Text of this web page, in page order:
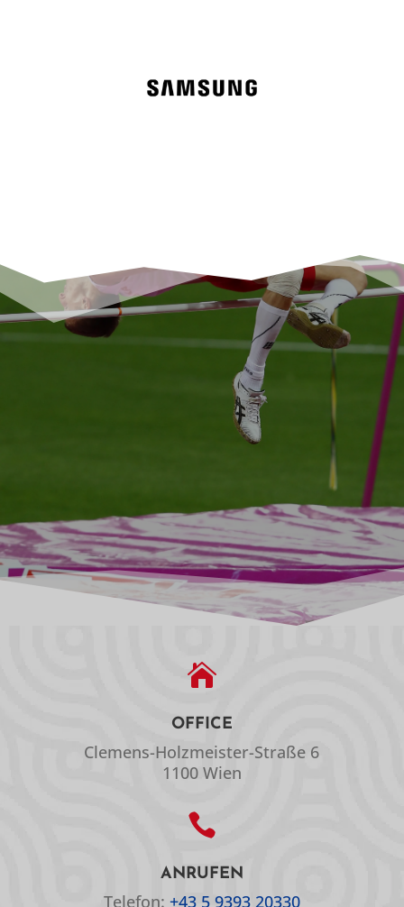

OFFICE
Clemens-Holzmeister-Straße 6
1100 Wien

ANRUFEN
Telefon: +43 5 9393 20330